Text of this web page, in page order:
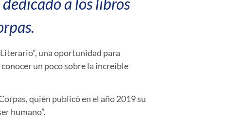
una oportunidad para
conocer un poco sobre la increíble
quién publicó en el año 2019 su
humano”.